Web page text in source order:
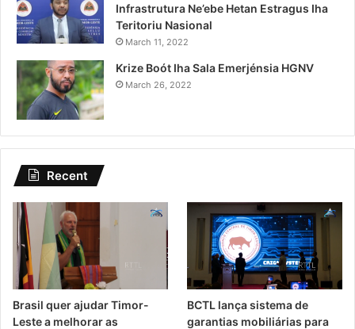
Infrastrutura Ne’ebe Hetan Estragus Iha
Teritoriu Nasional
March 11, 2022
Krize Boót Iha Sala Emerjénsia HGNV
March 26, 2022
Recent
Brasil quer ajudar Timor-
Leste a melhorar as
BCTL lança sistema de
garantias mobiliárias para